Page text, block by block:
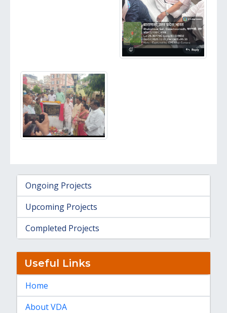
Ongoing Projects
Upcoming Projects
Completed Projects
Useful Links
Home
About VDA